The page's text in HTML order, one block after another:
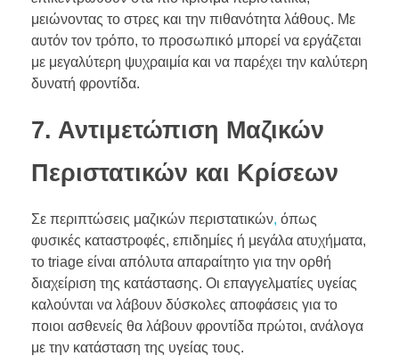
μειώνοντας το στρες και την πιθανότητα λάθους. Με
αυτόν τον τρόπο, το προσωπικό μπορεί να εργάζεται
με μεγαλύτερη ψυχραιμία και να παρέχει την καλύτερη
δυνατή φροντίδα.
7. Αντιμετώπιση Μαζικών
Περιστατικών και Κρίσεων
Σε περιπτώσεις μαζικών περιστατικών, όπως
φυσικές καταστροφές, επιδημίες ή μεγάλα ατυχήματα,
το triage είναι απόλυτα απαραίτητο για την ορθή
διαχείριση της κατάστασης. Οι επαγγελματίες υγείας
καλούνται να λάβουν δύσκολες αποφάσεις για το
ποιοι ασθενείς θα λάβουν φροντίδα πρώτοι, ανάλογα
με την κατάσταση της υγείας τους.